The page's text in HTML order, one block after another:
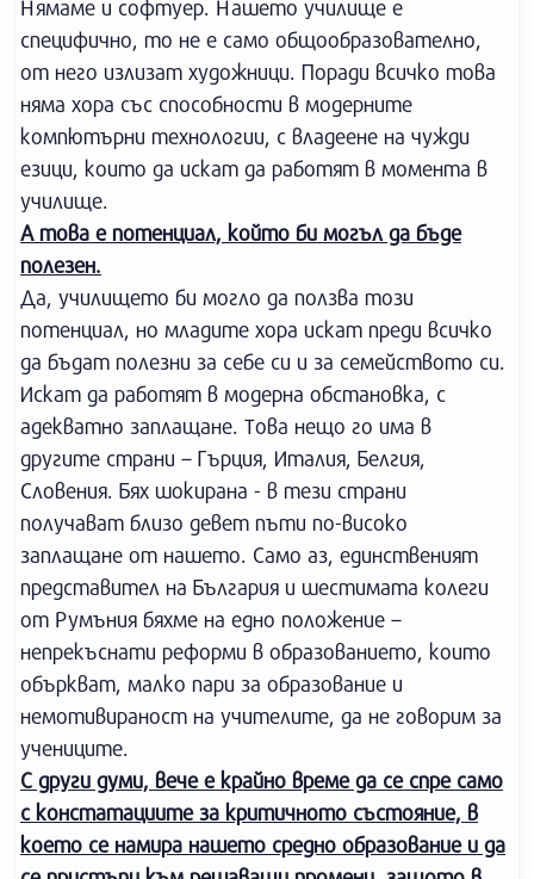
Нямаме и софтуер. Нашето училище е
специфично, то не е само общообразователно,
от него излизат художници. Поради всичко това
няма хора със способности в модерните
компютърни технологии, с владеене на чужди
езици, които да искат да работят в момента в
училище.
А това е потенциал, който би могъл да бъде
полезен.
Да, училището би могло да ползва този
потенциал, но младите хора искат преди всичко
да бъдат полезни за себе си и за семейството си.
Искат да работят в модерна обстановка, с
адекватно заплащане. Това нещо го има в
другите страни – Гърция, Италия, Белгия,
Словения. Бях шокирана - в тези страни
получават близо девет пъти по-високо
заплащане от нашето. Само аз, единственият
представител на България и шестимата колеги
от Румъния бяхме на едно положение –
непрекъснати реформи в образованието, които
объркват, малко пари за образование и
немотивираност на учителите, да не говорим за
учениците.
С други думи, вече е крайно време да се спре само
с констатациите за критичното състояние, в
което се намира нашето средно образование и да